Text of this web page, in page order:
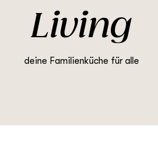
Living
deine Familienküche für alle